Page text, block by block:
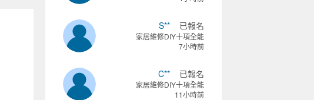
S** 已報名
家居維修DIY十項全能
7小時前
C** 已報名
家居維修DIY十項全能
11小時前